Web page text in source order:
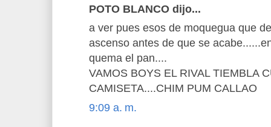
POTO BLANCO dijo...
a ver pues esos de moquegua que
ascenso antes de que se
quema el pan....
VAMOS BOYS EL RIVAL TIEMBLA
CAMISETA....CHIM PUM CALLAO
9:09 a. m.